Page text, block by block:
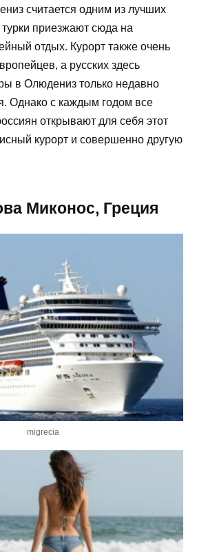
считается одним из лучших
приезжают сюда на
отдых. Курорт также очень
а русских здесь
в Олюдениз только недавно
Однако с каждым годом все
открывают для себя этот
курорт и совершенно другую
Миконос, Греция
migrecia